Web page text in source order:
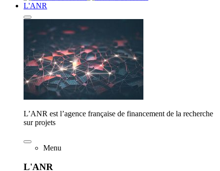
L'ANR
L’ANR est l’agence française de financement de la recherche
sur projets
Menu
L'ANR